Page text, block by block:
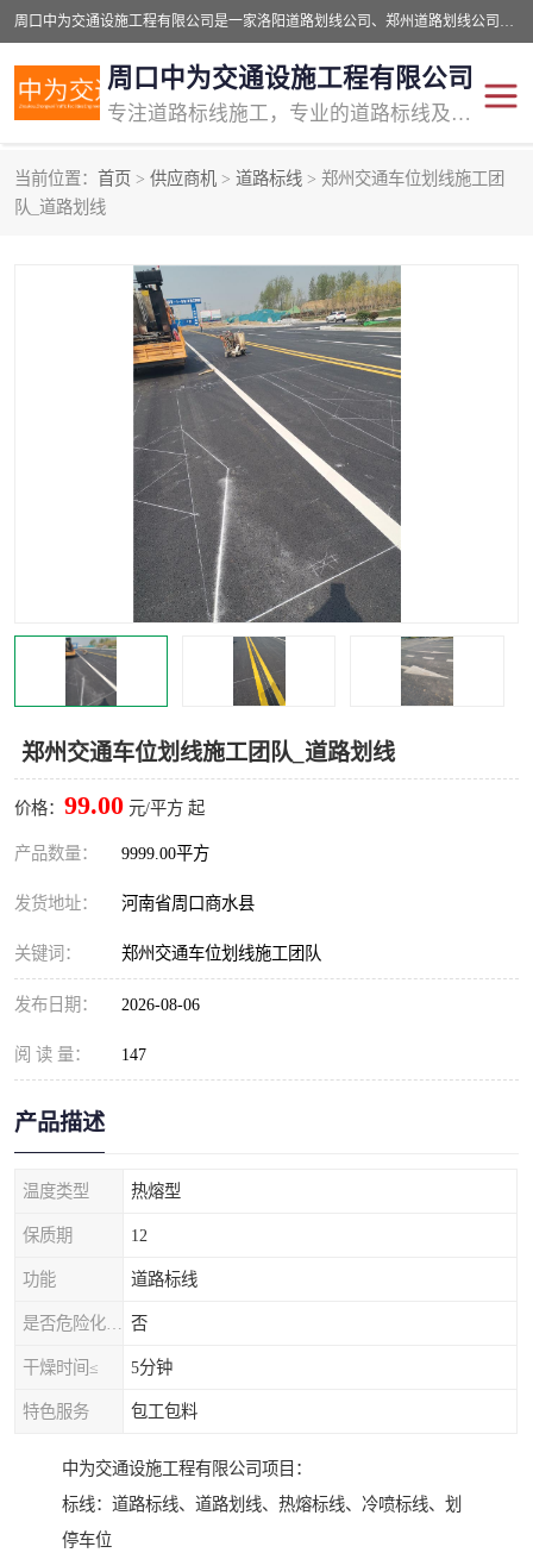
周口中为交通设施工程有限公司是一家洛阳道路划线公司、郑州道路划线公司、平顶山道路车位划线公司、开封车位划线公司、许昌道路车位划线公司、漯河道路车位划线公司，公司始终坚持“诚信、匠心、专注”的宗旨；我们的经营理念是：的服务。
周口中为交通设施工程有限公司
专注道路标线施工，专业的道路标线及交通设施施工服务商!
当前位置： 首页 > 供应商机 > 道路标线 > 郑州交通车位划线施工团
队_道路划线
郑州交通车位划线施工团队_道路划线
价格： 99.00 元/平方 起
产品数量： 9999.00平方
发货地址： 河南省周口商水县
关键词： 郑州交通车位划线施工团队
发布日期： 2026-08-06
阅 读 量： 147
产品描述
温度类型 热熔型
保质期 12
功能 道路标线
否
干燥时间≤ 5分钟
特色服务 包工包料
中为交通设施工程有限公司项目：
标线：道路标线、道路划线、热熔标线、冷喷标线、划
停车位
交通道路标线
道路标线划线 马路标线
道路划线